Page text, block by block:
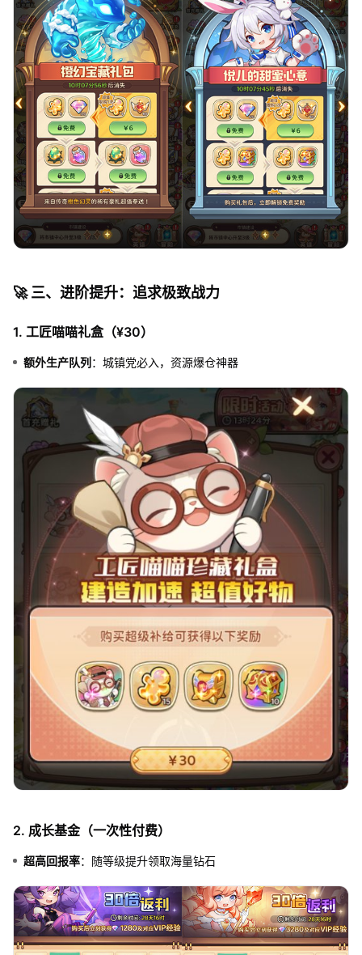
🚀 三、进阶提升：追求极致战力
1. 工匠喵喵礼盒（¥30）
额外生产队列 ：城镇党必入，资源爆仓神器
2. 成长基金（一次性付费）
超高回报率：随等级提升领取海量钻石